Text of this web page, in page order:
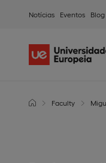
Notícias Eventos Blog
Faculty